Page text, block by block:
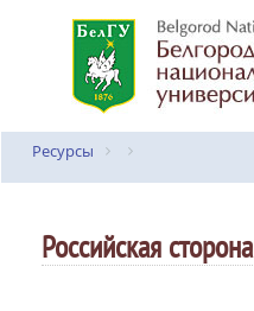
Ресурсы
Российская сторона